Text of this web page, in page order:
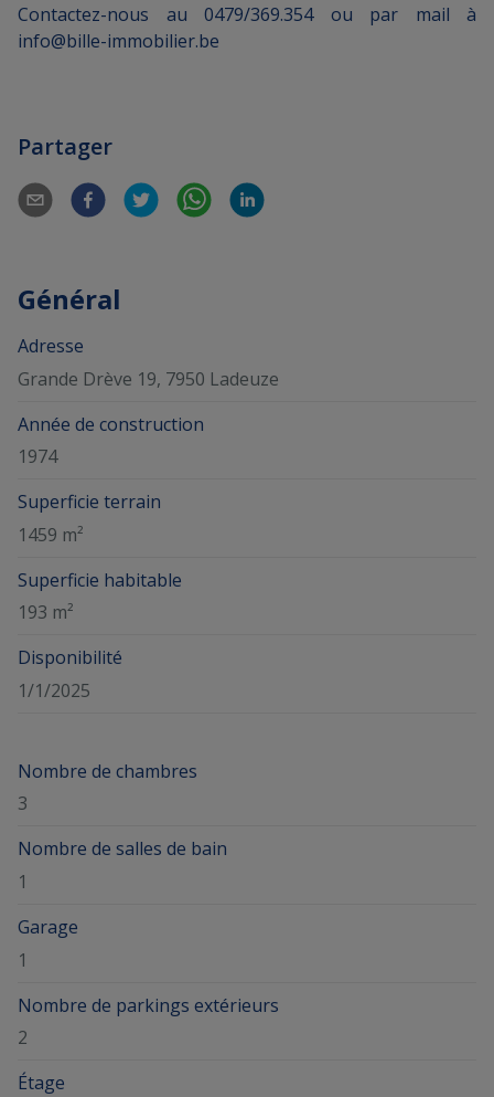
Contactez-nous au 0479/369.354 ou par mail à
info@bille-immobilier.be
Partager
Général
Adresse
Grande Drève 19, 7950 Ladeuze
Année de construction
1974
Superficie terrain
1459 m²
Superficie habitable
193 m²
Disponibilité
1/1/2025
Nombre de chambres
3
Nombre de salles de bain
1
Garage
1
Nombre de parkings extérieurs
2
Étage